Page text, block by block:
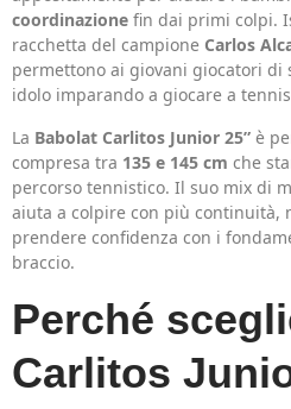
coordinazione fin dai primi colpi.
racchetta del campione Carlos
permettono ai giovani giocatori di
idolo imparando a giocare a
La Babolat Carlitos Junior 25” è
compresa tra 135 e 145 cm che
percorso tennistico. Il suo mix di
aiuta a colpire con più continuità,
prendere confidenza con i
braccio.
Perché
Carlitos